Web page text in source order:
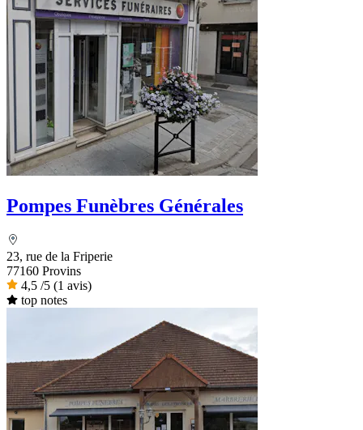
Pompes Funèbres Générales
23, rue de la Friperie
77160 Provins
4,5 /5 (1 avis)
top notes